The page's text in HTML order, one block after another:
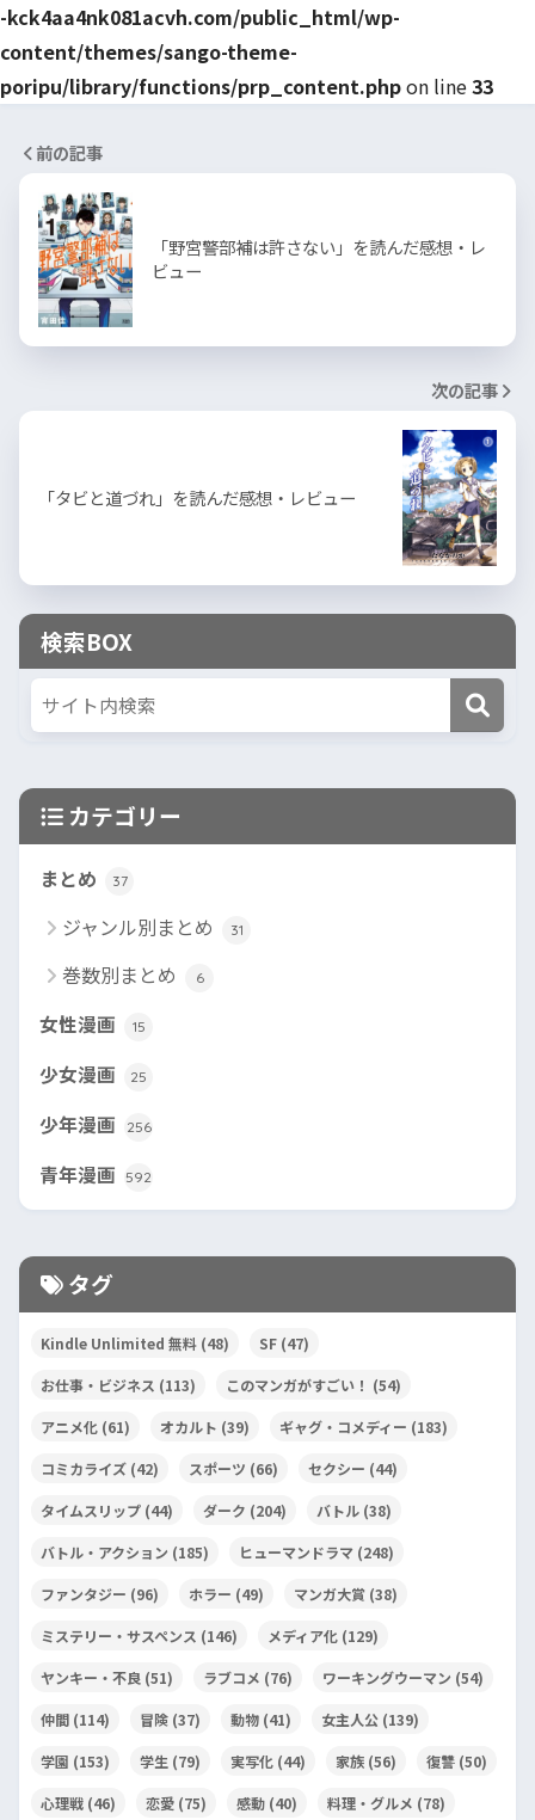
-kck4aa4nk081acvh.com/public_html/wp-
content/themes/sango-theme-
poripu/library/functions/prp_content.phpon line33
前の記事
「野宮警部補は許さない」を読んだ感想・レ
ビュー
次の記事
「タビと道づれ」を読んだ感想・レビュー
検索BOX
カテゴリー
まとめ 37
ジャンル別まとめ 31
巻数別まとめ 6
女性漫画 15
少女漫画 25
少年漫画 256
青年漫画 592
タグ
Kindle Unlimited 無料 (48) SF (47)
お仕事・ビジネス (113) このマンガがすごい！ (54)
アニメ化 (61) オカルト (39) ギャグ・コメディー (183)
コミカライズ (42) スポーツ (66) セクシー (44)
タイムスリップ (44) ダーク (204) バトル (38)
バトル・アクション (185) ヒューマンドラマ (248)
ファンタジー (96) ホラー (49) マンガ大賞 (38)
ミステリー・サスペンス (146) メディア化 (129)
ヤンキー・不良 (51) ラブコメ (76) ワーキングウーマン (54)
仲間 (114) 冒険 (37) 動物 (41) 女主人公 (139)
学園 (153) 学生 (79) 実写化 (44) 家族 (56) 復讐 (50)
心理戦 (46) 恋愛 (75) 感動 (40) 料理・グルメ (78)